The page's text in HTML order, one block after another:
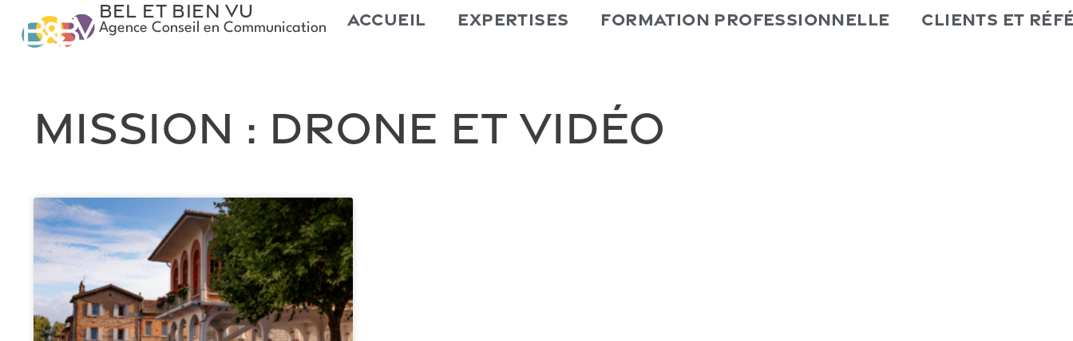
Bel et Bien Vu
Agence Conseil en Communication Accueil Expertises Formation professionnelle Clients et
Mission : Drone et Vidéo